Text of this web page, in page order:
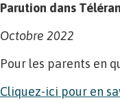
Parution dans
Octobre 2022
Pour les parents en
Cliquez-ici pour en